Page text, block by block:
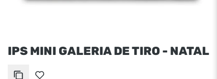
IPS MINI GALERIA DE TIRO - NATAL